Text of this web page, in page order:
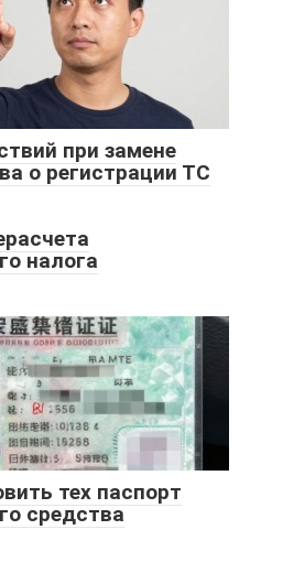
при замене
о регистрации ТС
налога
тех паспорт
средства